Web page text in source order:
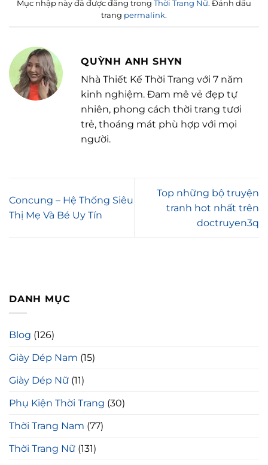
DANH MỤC
Blog (126)
Giày Dép Nam (15)
Giày Dép Nữ (11)
Phụ Kiện Thời Trang (30)
Thời Trang Nam (77)
Thời Trang Nữ (131)
Mục nhập này đã được đăng trong Thời Trang Nữ. Đánh dấu
trang permalink.
QUỲNH ANH SHYN
Nhà Thiết Kế Thời Trang với 7 năm
kinh nghiệm. Đam mê vẻ đẹp tự
nhiên, phong cách thời trang tươi
trẻ, thoáng mát phù hợp với mọi
người.
Concung – Hệ Thống Siêu
Thị Mẹ Và Bé Uy Tín
Top những bộ truyện
tranh hot nhất trên
doctruyen3q